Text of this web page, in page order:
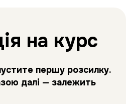
на курс
першу розсилку.
далі — залежить